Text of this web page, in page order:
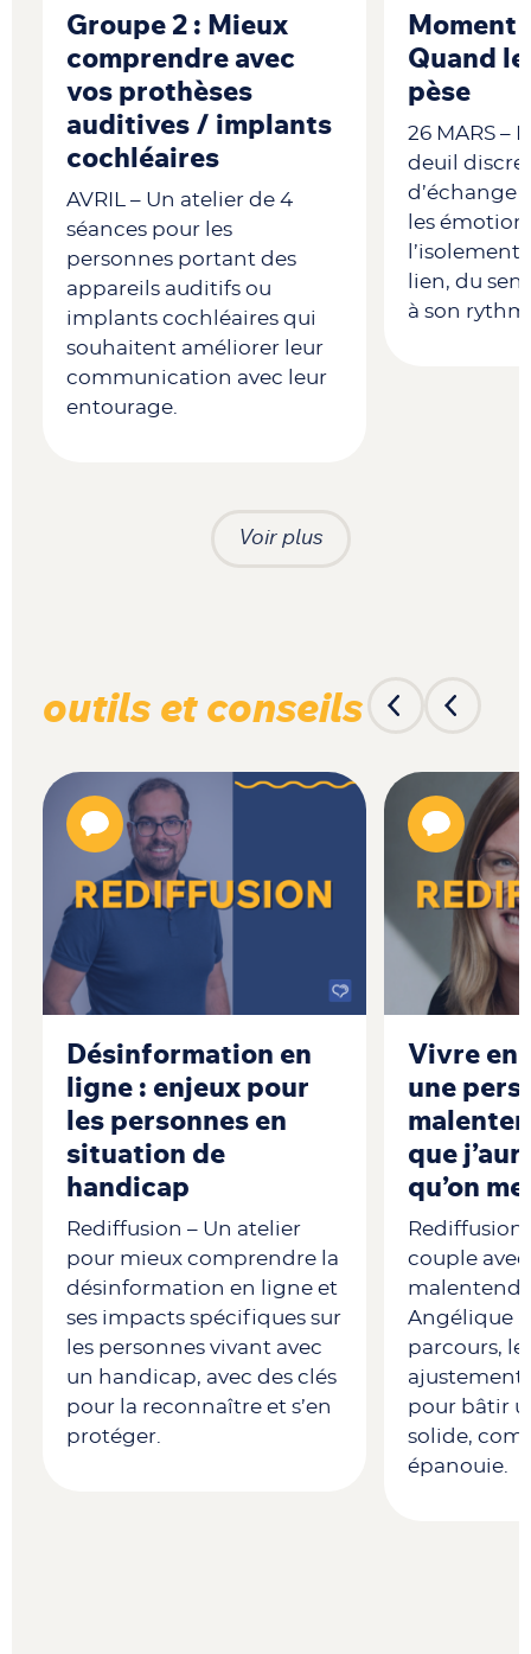
Groupe 2 : Mieux
comprendre avec
vos prothèses
auditives / implants
cochléaires
AVRIL – Un atelier de 4
séances pour les
personnes portant des
appareils auditifs ou
implants cochléaires qui
souhaitent améliorer leur
communication avec leur
entourage.
Moment
Quand
pèse
26 MARS –
deuil
d’échange
les
lien, du
à son
Voir plus
outils et conseils
Désinformation en
ligne : enjeux pour
les personnes en
situation de
handicap
Rediffusion – Un atelier
pour mieux comprendre la
désinformation en ligne et
ses impacts spécifiques sur
les personnes vivant avec
un handicap, avec des clés
pour la reconnaître et s’en
protéger.
Vivre en
une
que
qu’on
Rediffusion
couple avec
Angélique
parcours,
pour bâtir
solide,
épanouie.